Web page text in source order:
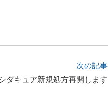
次の記事
シダキュア新規処方再開します